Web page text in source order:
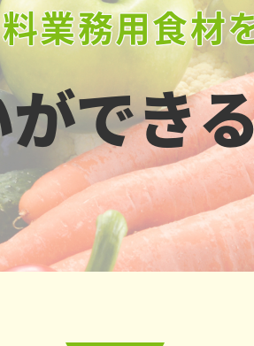
業務用食材
でき